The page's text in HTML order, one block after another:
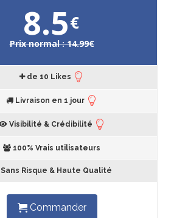
8.5€
Prix normal : 14.99€
de 10 Likes
Livraison en 1 jour
Visibilité & Crédibilité
100% Vrais utilisateurs
Sans Risque & Haute Qualité
Commander